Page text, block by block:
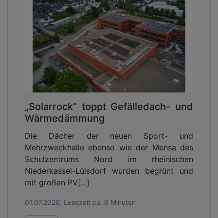
„Solarrock“ toppt Gefälledach- und
Wärmedämmung
Die Dächer der neuen Sport- und
Mehrzweckhalle ebenso wie der Mensa des
Schulzentrums Nord im rheinischen
Niederkassel-Lülsdorf wurden begrünt und
mit großen PV[...]
01.07.2026, Lesezeit ca. 6 Minuten